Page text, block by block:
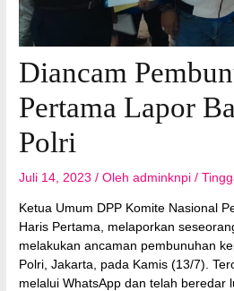
Diancam
Pertama Lapor
Polri
Juli 14, 2023 / Olehadminknpi /
Ketua Umum DPP Komite Nasional
Haris Pertama, melaporkan
melakukan ancaman pembunuhan
Polri, Jakarta, pada Kamis (13/7).
melalui WhatsApp dan telah beredar